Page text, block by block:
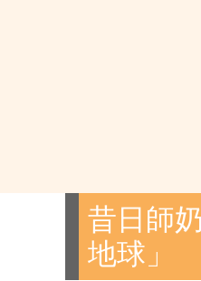
昔日師
地球」